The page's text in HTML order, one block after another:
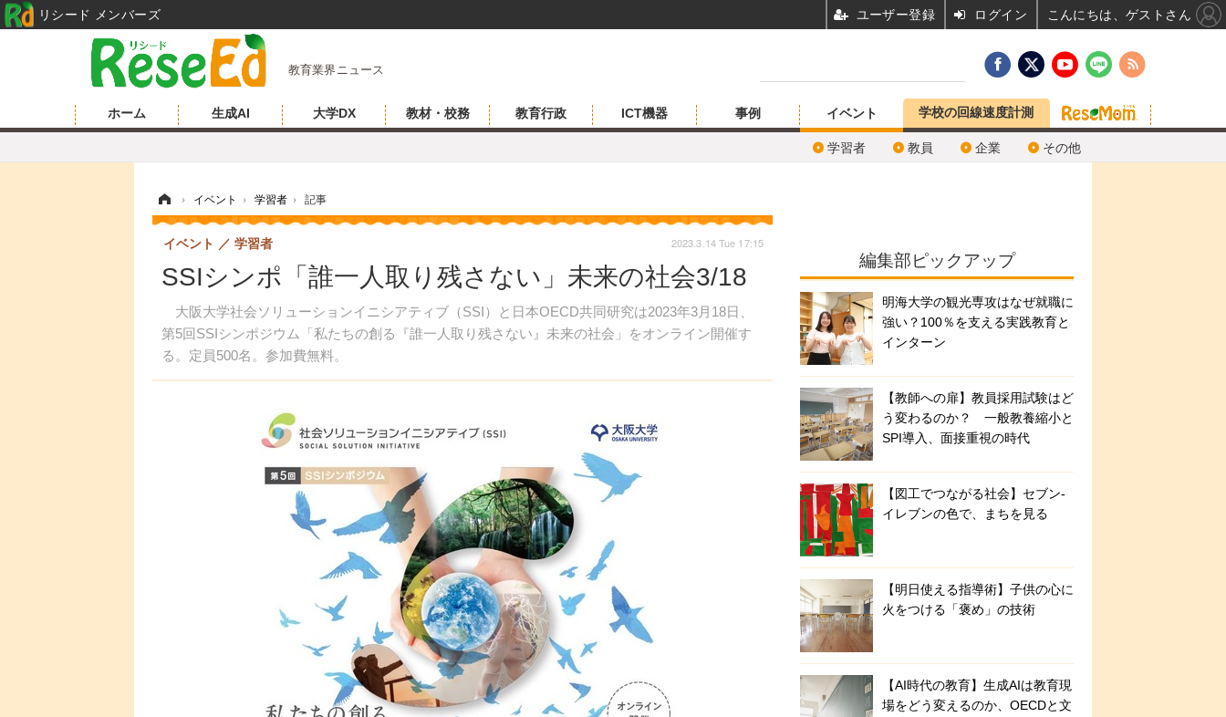
教育業界ニュース
ホーム 生成AI 大学DX 教材・校務 教育行政 ICT機器 事例 イベント
学習者 教員 企業 その他
学校の回線速度計測
› イベント › 学習者 › 記事
SSIシンポ「誰一人取り残さない」未来の社会3/18
大阪大学社会ソリューションイニシアティブ（SSI）と日本OECD共同研究は2023年3月18日、
第5回SSIシンポジウム「私たちの創る『誰一人取り残さない』未来の社会」をオンライン開催す
る。定員500名。参加費無料。
イベント 学習者 2023.3.14 Tue 17:15
編集部ピックアップ
明海大学の観光専攻はなぜ就職に
強い？100％を支える実践教育と
インターン
【教師への扉】教員採用試験はど
う変わるのか？ 一般教養縮小と
SPI導入、面接重視の時代
【図工でつながる社会】セブン‐
イレブンの色で、まちを見る
【明日使える指導術】子供の心に
火をつける「褒め」の技術
【AI時代の教育】生成AIは教育現
場をどう変えるのか、OECDと文
リシード メンバーズ ユーザー登録 ログイン こんにちは、ゲストさん